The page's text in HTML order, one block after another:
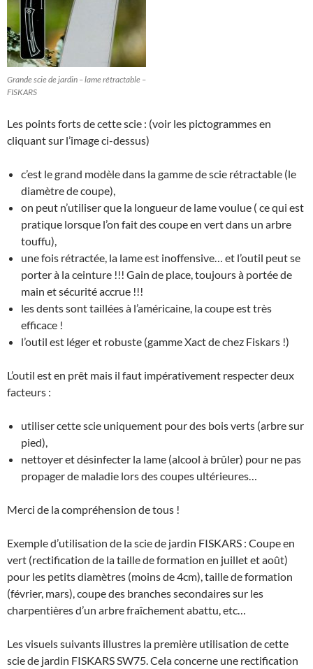
Grande scie de jardin – lame rétractable –
FISKARS
Les points forts de cette scie : (voir les pictogrammes en
cliquant sur l’image ci-dessus)
c’est le grand modèle dans la gamme de scie rétractable (le
diamètre de coupe),
on peut n’utiliser que la longueur de lame voulue ( ce qui est
pratique lorsque l’on fait des coupe en vert dans un arbre
touffu),
une fois rétractée, la lame est inoffensive… et l’outil peut se
porter à la ceinture !!! Gain de place, toujours à portée de
main et sécurité accrue !!!
les dents sont taillées à l’américaine, la coupe est très
efficace !
l’outil est léger et robuste (gamme Xact de chez Fiskars !)
L’outil est en prêt mais il faut impérativement respecter deux
facteurs :
utiliser cette scie uniquement pour des bois verts (arbre sur
pied),
nettoyer et désinfecter la lame (alcool à brûler) pour ne pas
propager de maladie lors des coupes ultérieures…
Merci de la compréhension de tous !
Exemple d’utilisation de la scie de jardin FISKARS : Coupe en
vert (rectification de la taille de formation en juillet et août)
pour les petits diamètres (moins de 4cm), taille de formation
(février, mars), coupe des branches secondaires sur les
charpentières d’un arbre fraîchement abattu, etc…
Les visuels suivants illustres la première utilisation de cette
scie de jardin FISKARS SW75. Cela concerne une rectification